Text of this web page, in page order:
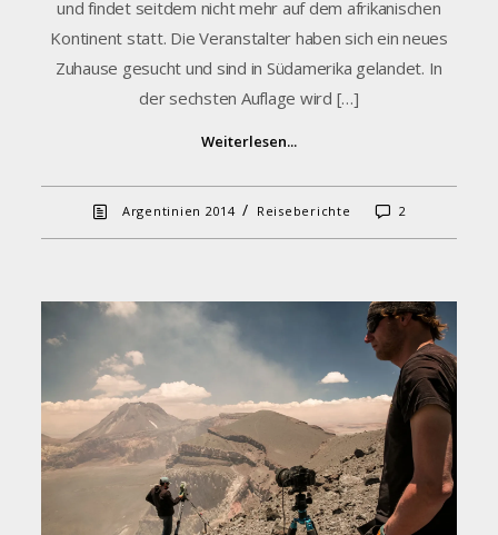
und findet seitdem nicht mehr auf dem afrikanischen
Kontinent statt. Die Veranstalter haben sich ein neues
Zuhause gesucht und sind in Südamerika gelandet. In
der sechsten Auflage wird […]
Weiterlesen...
Argentinien 2014/ Reiseberichte 2